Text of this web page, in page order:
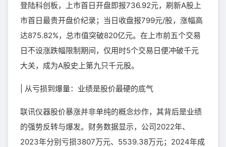
登陆科创板，上市首日开盘即报736.92元，刷新A股上
市首日最贵开盘价纪录；当日收盘报799元/股，涨幅高
达875.82%，总市值突破820亿元。在上市前五个交易
日不设涨跌幅限制期间，仅用时5个交易日便冲破千元
大关，成为A股史上第九只千元股。
| 从亏损到爆量：业绩是股价最硬的底气
联讯仪器股价暴涨并非单纯的概念炒作，其背后是业绩
的强势反转与爆发。财务数据显示，公司2022年、
2023年分别亏损3807万元、5539.38万元；2024年成